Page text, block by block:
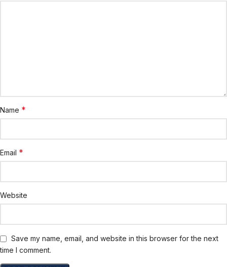
Name *
Email *
Website
Save my name, email, and website in this browser for the next
time I comment.